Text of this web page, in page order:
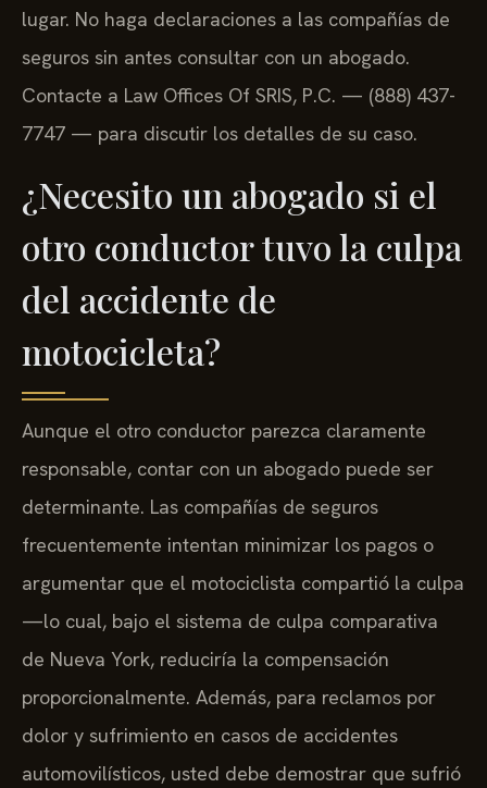
lugar. No haga declaraciones a las compañías de
seguros sin antes consultar con un abogado.
Contacte a Law Offices Of SRIS, P.C. — (888) 437-
7747 — para discutir los detalles de su caso.
¿Necesito un abogado si el
otro conductor tuvo la culpa
del accidente de
motocicleta?
Aunque el otro conductor parezca claramente
responsable, contar con un abogado puede ser
determinante. Las compañías de seguros
frecuentemente intentan minimizar los pagos o
argumentar que el motociclista compartió la culpa
—lo cual, bajo el sistema de culpa comparativa
de Nueva York, reduciría la compensación
proporcionalmente. Además, para reclamos por
dolor y sufrimiento en casos de accidentes
automovilísticos, usted debe demostrar que sufrió